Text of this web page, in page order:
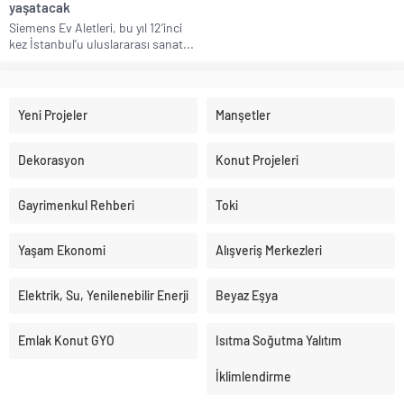
yaşatacak
Siemens Ev Aletleri, bu yıl 12’inci
kez İstanbul’u uluslararası sanat...
Yeni Projeler Manşetler
Dekorasyon Konut Projeleri
Gayrimenkul Rehberi Toki
Yaşam Ekonomi Alışveriş Merkezleri
Elektrik, Su, Yenilenebilir Enerji Beyaz Eşya
Emlak Konut GYO Isıtma Soğutma Yalıtım
İklimlendirme